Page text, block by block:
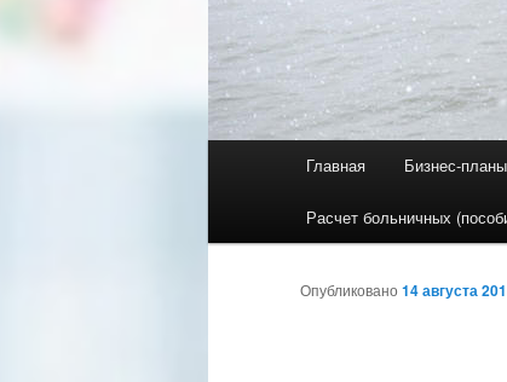
Перейти к
Перейти к
Главная Бизнес-планы
Расчет больничных
Опубликовано 14 августа